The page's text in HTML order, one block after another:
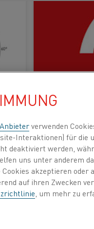
ERFAHREN SIE
verwenden
Interaktionen) für die
deaktiviert werden,
uns unter anderem
akzeptieren
auf ihren Zwecken
, um mehr zu